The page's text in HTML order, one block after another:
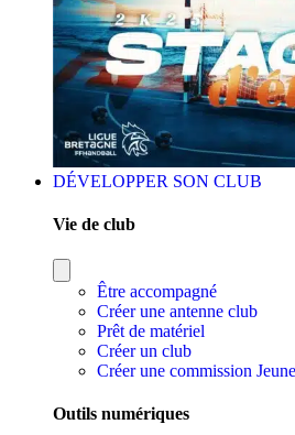
DÉVELOPPER SON CLUB
Vie de club
Être accompagné
Créer une antenne club
Prêt de matériel
Créer un club
Créer une commission Jeune
Outils numériques